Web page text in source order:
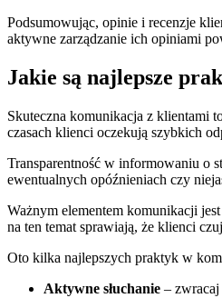
Podsumowując, opinie i recenzje
aktywne zarządzanie ich opiniami
Jakie są najlepsze
Skuteczna komunikacja z klientami
czasach klienci oczekują szybkich
Transparentność w informowaniu o
ewentualnych opóźnieniach czy
Ważnym elementem komunikacji
na ten temat sprawiają, że klienci
Oto kilka najlepszych praktyk w
Aktywne słuchanie –